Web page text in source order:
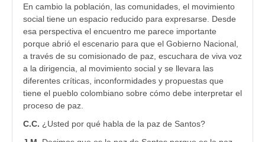
En cambio la población, las comunidades, el movimiento
social tiene un espacio reducido para expresarse. Desde
esa perspectiva el encuentro me parece importante
porque abrió el escenario para que el Gobierno Nacional,
a través de su comisionado de paz, escuchara de viva voz
a la dirigencia, al movimiento social y se llevara las
diferentes críticas, inconformidades y propuestas que
tiene el pueblo colombiano sobre cómo debe interpretar el
proceso de paz.
C.C. ¿Usted por qué habla de la paz de Santos?